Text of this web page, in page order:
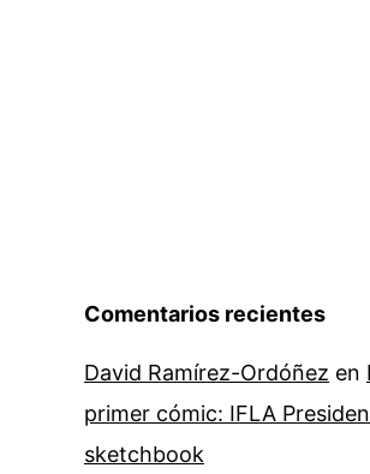
Comentarios recientes
David Ramírez-Ordóñez en
primer cómic: IFLA
sketchbook